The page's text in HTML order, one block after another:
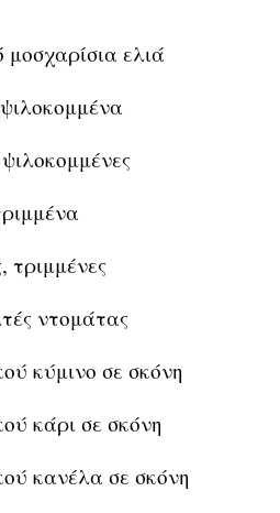
ελιά
τριμμένες
ντομάτας
κύμινο σε σκόνη
κάρι σε σκόνη
κανέλα σε σκόνη